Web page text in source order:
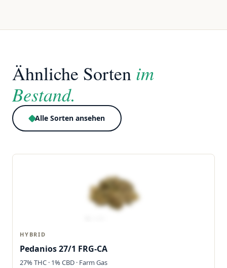
Ähnliche Sorten im
Bestand.
Alle Sorten ansehen
HYBRID
Pedanios 27/1 FRG-CA
27% THC · 1% CBD · Farm Gas